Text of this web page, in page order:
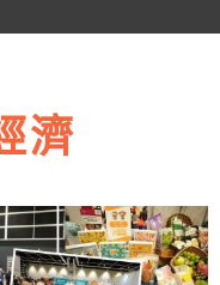
濟